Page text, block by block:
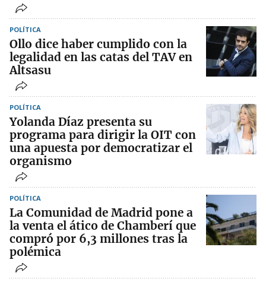
POLÍTICA
Ollo dice haber cumplido con la
legalidad en las catas del TAV en
Altsasu
POLÍTICA
Yolanda Díaz presenta su
programa para dirigir la OIT con
una apuesta por democratizar el
organismo
POLÍTICA
La Comunidad de Madrid pone a
la venta el ático de Chamberí que
compró por 6,3 millones tras la
polémica